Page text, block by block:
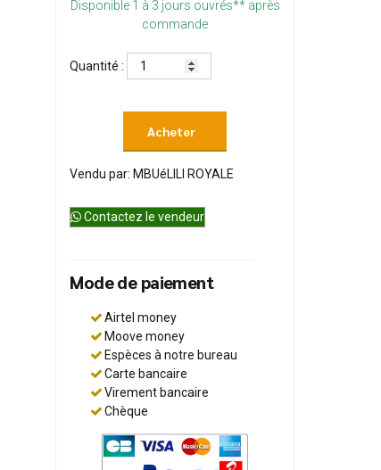
Disponible 1 à 3 jours ouvrés** après
commande
Quantité :
Acheter
Vendu par: MBUéLILI ROYALE
Contactez le vendeur
Mode de paiement
Airtel money
Moove money
Espèces à notre bureau
Carte bancaire
Virement bancaire
Chèque